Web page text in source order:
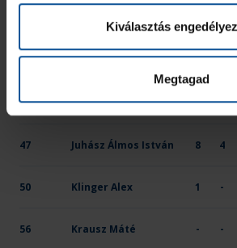
Kiválasztás
Megtagad
Pintér András
40 Hideg János - -
45 Kaló Barnabás 1 -
47 Juhász Álmos István 8 4
50 Klinger Alex 1 -
56 Krausz Máté - -